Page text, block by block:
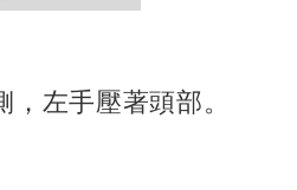
左手壓著頭部。